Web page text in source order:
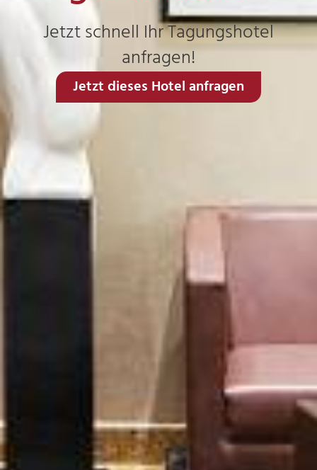
Jetzt schnell Ihr Tagungshotel
anfragen!
Jetzt dieses Hotel anfragen